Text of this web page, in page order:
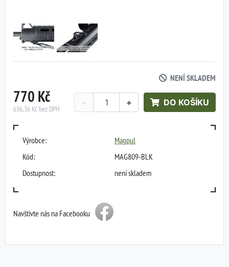
NENÍ SKLADEM
770 Kč
636,36 Kč bez DPH
+
- DO KOŠÍKU
Výrobce:
Magpul
Kód:
MAG809-BLK
Dostupnost:
není skladem
Navštivte nás na Facebooku